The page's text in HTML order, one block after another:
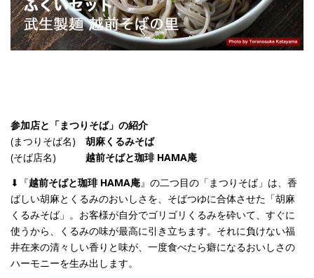
参加店と「まつりそば」の紹介
(まつりそば名) 胡麻くるみそば
(そば店名) 越前そばと珈琲 HAMA庵
⬇︎『越前そばと珈琲 HAMA庵』の二つ目の「まつりそば」は、香
ばしい胡麻とくるみのおいしさを、そばつゆに合体させた「胡麻
くるみそば」。お客様が自分でゴリゴリくるみを砕いて、すぐに
使うから、くるみの味が最高に引き立ちます。それに負けない福
井在来の清々しい香りと味が、一度食べたら癖になるおいしさの
ハーモニーを生み出します。